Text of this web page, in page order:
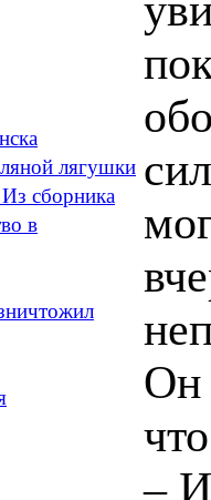
лягушки
сборника
в
Он
–